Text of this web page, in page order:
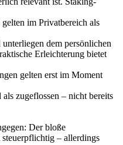
im Privatbereich als
dem persönlichen
Erleichterung bietet
gelten erst im Moment
zugeflossen – nicht bereits
Der bloße
– allerdings